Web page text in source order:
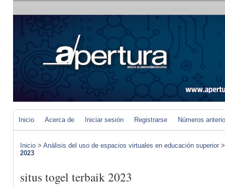
Inicio Acerca de Iniciar sesión Registrarse Números
Inicio > Análisis del uso de espacios virtuales en educación superior
2023
situs togel terbaik 2023